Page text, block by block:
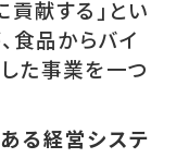
献する」とい
食品からバイ
た事業を一つ
る経営システ